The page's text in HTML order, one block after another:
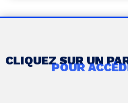
CLIQUEZ SUR UN
POUR